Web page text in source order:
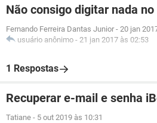
Não consigo digitar nada
Fernando Ferreira Dantas Junior - 20 jan
usuário anônimo - 21 jan 2017 às 02:53
1 Respostas
Recuperar e-mail e senha
Tatiane - 5 out 2019 às 10:31